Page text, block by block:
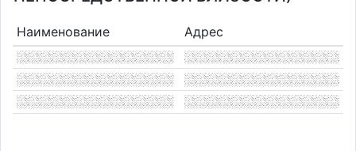
Наименование Адрес